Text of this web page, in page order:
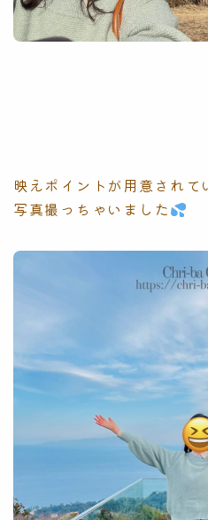
映えポイントが用意されて
写真撮っちゃいました